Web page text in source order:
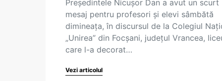
Președintele Nicușor Dan a avut un scurt
mesaj pentru profesori și elevi sâmbătă
dimineața, în discursul de la Colegiul
„Unirea” din Focșani, județul Vrancea,
care l-a decorat…
Vezi articolul